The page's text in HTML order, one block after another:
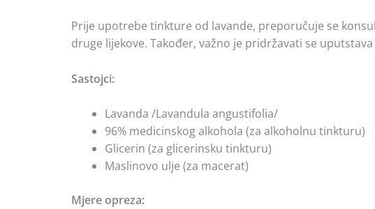
Prije upotrebe tinkture od lavande, preporučuje se
druge lijekove. Također, važno je pridržavati se
Sastojci:
Lavanda /Lavandula angustifolia/
96% medicinskog alkohola (za alkoholnu tinkturu)
Glicerin (za glicerinsku tinkturu)
Maslinovo ulje (za macerat)
Mjere opreza: